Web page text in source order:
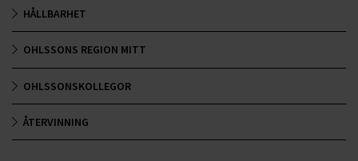
HÅLLBARHET
OHLSSONS REGION MITT
OHLSSONSKOLLEGOR
ÅTERVINNING